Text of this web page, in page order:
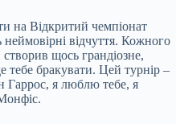
на Відкритий чемпіонат
відчуття. Кожного
щось грандіозне,
тебе бракувати. Цей турнір –
Гаррос, я люблю тебе, я